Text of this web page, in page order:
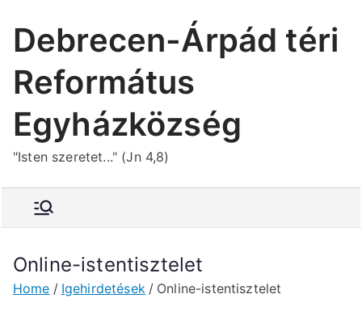
content
Debrecen-Árpád téri
Református
Egyházközség
"Isten szeretet..." (Jn 4,8)
Online-istentisztelet
Home Igehirdetések Online-istentisztelet